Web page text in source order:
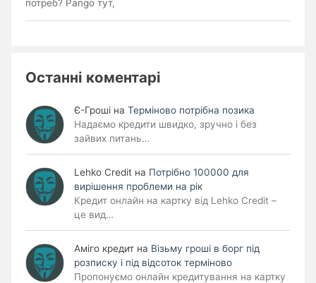
потреб? Pango тут,
Останні коментарі
Є-Гроші на Терміново потрібна позика
Надаємо кредити швидко, зручно і без
зайвих питань…
Lehko Сredit на Потрібно 100000 для
вирішення проблеми на рік
Кредит онлайн на картку від Lehko Credit –
це вид…
Аміго кредит на Візьму гроші в борг під
розписку і під відсоток терміново
Пропонуємо онлайн кредитування на картку